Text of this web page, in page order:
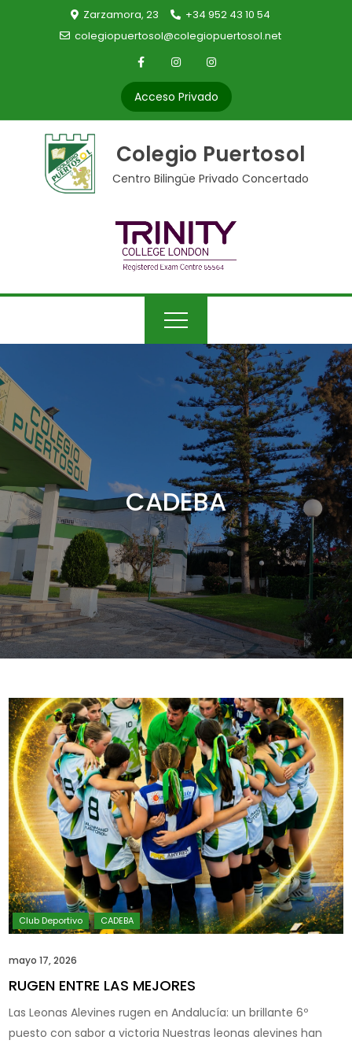
Zarzamora, 23
+34 952 43 10 54
colegiopuertosol@colegiopuertosol.net
Acceso Privado
Colegio Puertosol
Centro Bilingüe Privado Concertado
CADEBA
mayo 17, 2026
RUGEN ENTRE LAS MEJORES
Las Leonas Alevines rugen en Andalucía: un brillante 6º
puesto con sabor a victoria Nuestras leonas alevines han